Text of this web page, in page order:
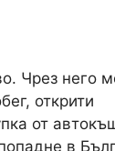
Чрез него
открити
от
в